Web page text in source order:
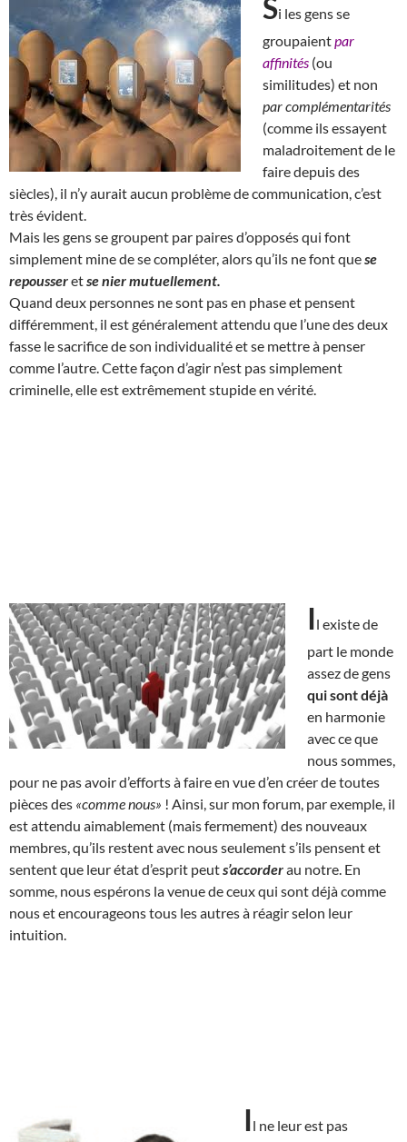
Si les gens se
groupaientpar
affinités (ou
similitudes) et non
par complémentarités
(comme ils essayent
maladroitement de le
faire depuis des
siècles), il n’y aurait aucun problème de communication, c’est
très évident.
Mais les gens se groupent par paires d’opposés qui font
simplement mine de se compléter, alors qu’ils ne font quese
repousseretse nier mutuellement.
Quand deux personnes ne sont pas en phase et pensent
différemment, il est généralement attendu que l’une des deux
fasse le sacrifice de son individualité et se mettre à penser
comme l’autre. Cette façon d’agir n’est pas simplement
criminelle, elle est extrêmement stupide en vérité.
Il existe de
part le monde
assez de gens
qui sont déjà
en harmonie
avec ce que
nous sommes,
pour ne pas avoir d’efforts à faire en vue d’en créer de toutes
pièces des «comme nous» ! Ainsi, sur mon forum, par exemple, il
est attendu aimablement (mais fermement) des nouveaux
membres, qu’ils restent avec nous seulement s’ils pensent et
sentent que leur état d’esprit peuts’accorderau notre. En
somme, nous espérons la venue de ceux qui sont déjà comme
nous et encourageons tous les autres à réagir selon leur
intuition.
Il ne leur est pas